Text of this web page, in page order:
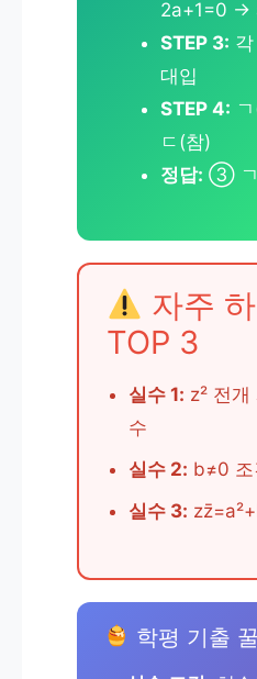
2a+1=0 →
STEP 3:
대입
STEP 4:
ㄷ(참)
정답: ③ ㄱ
자주
TOP 3
실수 1: z² 전
수
실수 2: b≠0 조
실수 3:
학평 기출